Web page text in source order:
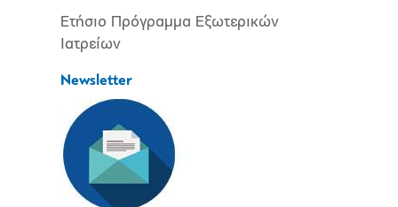
Ετήσιο Πρόγραμμα Εξωτερικών
Ιατρείων
Newsletter